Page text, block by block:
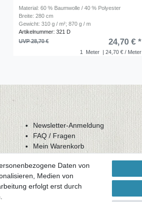
Material: 60 % Baumwolle / 40 % Polyester
Breite: 280 cm
Gewicht: 310 g / m²; 870 g / m
Artikelnummer: 321 D
1 Meter | 24,70 € / Meter
UVP 28,70 € 24,70 € *
Newsletter-Anmeldung
FAQ / Fragen
Mein Warenkorb
Mein KontoDaten von
Medien von
erfolgt erst durch